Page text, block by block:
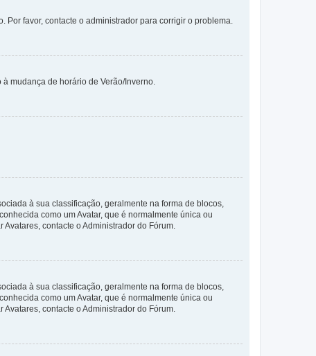
favor, contacte o administrador para corrigir o problema.
mudança de horário de Verão/Inverno.
à sua classificação, geralmente na forma de blocos,
como um Avatar, que é normalmente única ou
contacte o Administrador do Fórum.
à sua classificação, geralmente na forma de blocos,
como um Avatar, que é normalmente única ou
contacte o Administrador do Fórum.